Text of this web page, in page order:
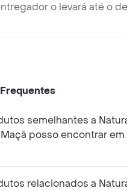
o levará até o
semelhantes a
em Sam's
relacionados a